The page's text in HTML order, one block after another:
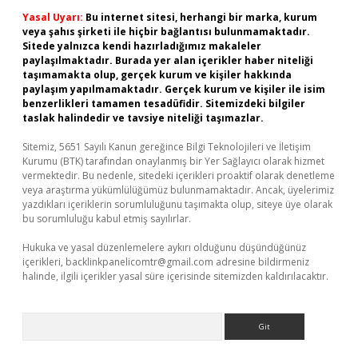
Yasal Uyarı: Bu internet sitesi, herhangi bir marka, kurum
veya şahıs şirketi ile hiçbir bağlantısı bulunmamaktadır.
Sitede yalnızca kendi hazırladığımız makaleler
paylaşılmaktadır. Burada yer alan içerikler haber niteliği
taşımamakta olup, gerçek kurum ve kişiler hakkında
paylaşım yapılmamaktadır. Gerçek kurum ve kişiler ile isim
benzerlikleri tamamen tesadüfidir. Sitemizdeki bilgiler
taslak halindedir ve tavsiye niteliği taşımazlar.
Sitemiz, 5651 Sayılı Kanun gereğince Bilgi Teknolojileri ve İletişim
Kurumu (BTK) tarafından onaylanmış bir Yer Sağlayıcı olarak hizmet
vermektedir. Bu nedenle, sitedeki içerikleri proaktif olarak denetleme
veya araştırma yükümlülüğümüz bulunmamaktadır. Ancak, üyelerimiz
yazdıkları içeriklerin sorumluluğunu taşımakta olup, siteye üye olarak
bu sorumluluğu kabul etmiş sayılırlar.
Hukuka ve yasal düzenlemelere aykırı olduğunu düşündüğünüz
içerikleri, backlinkpanelicomtr@gmail.com adresine bildirmeniz
halinde, ilgili içerikler yasal süre içerisinde sitemizden kaldırılacaktır.